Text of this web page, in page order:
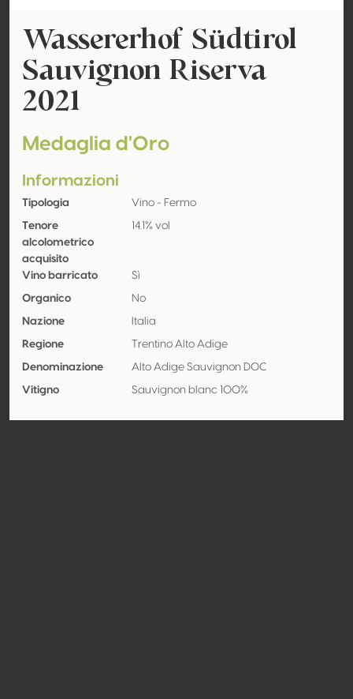
Wassererhof Südtirol
Sauvignon Riserva
2021
Medaglia d'Oro
Informazioni
Tipologia Vino - Fermo
Tenore
alcolometrico
acquisito
14.1% vol
Vino barricato Sì
Organico No
Nazione Italia
Regione Trentino Alto Adige
Denominazione Alto Adige Sauvignon DOC
Vitigno Sauvignon blanc 100%